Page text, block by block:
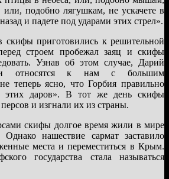
или, подобно лягушкам, не ускачете в
и падете под ударами этих стрел».
скифы приготовились к решительной
строем пробежал заяц и скифы
Узнав об этом случае, Дарий
относятся к нам с большим
теперь ясно, что Горбия правильно
этих даров». В тот же день скифы
и изгнали их из страны.
скифы долгое время жили в мире
нашествие сармат заставило
места и переместиться в Крым.
государства стала называться